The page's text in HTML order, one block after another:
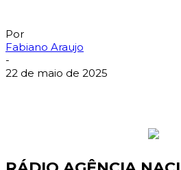
Por
Fabiano Araujo
-
22 de maio de 2025